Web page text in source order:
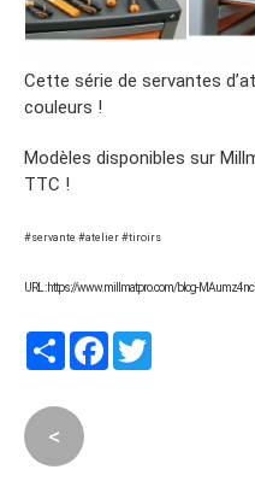
Cette série de servantes
couleurs !
Modèles disponibles sur
TTC !
#servante #atelier #tiroirs
URL : https://www.millmatpro.com/blog-
PartagerFacebook
<